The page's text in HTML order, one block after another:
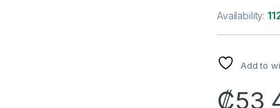
Availability:
Add to
₡53